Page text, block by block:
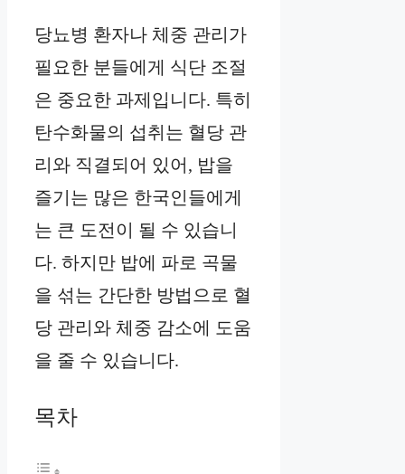
당뇨병 환자나 체중 관리가
필요한 분들에게 식단 조절
은 중요한 과제입니다. 특히
탄수화물의 섭취는 혈당 관
리와 직결되어 있어, 밥을
즐기는 많은 한국인들에게
는 큰 도전이 될 수 있습니
다. 하지만 밥에 파로 곡물
을 섞는 간단한 방법으로 혈
당 관리와 체중 감소에 도움
을 줄 수 있습니다.
목차